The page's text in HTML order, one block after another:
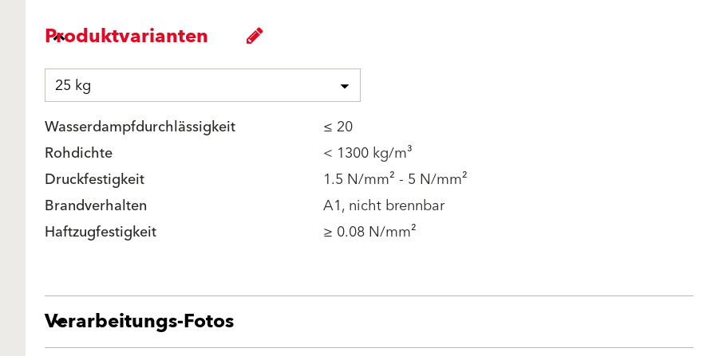
Produktvarianten
25 kg
Wasserdampfdurchlässigkeit
≤ 20
Rohdichte
< 1300 kg/m³
Druckfestigkeit
1.5 N/mm² - 5 N/mm²
Brandverhalten
A1, nicht brennbar
Haftzugfestigkeit
≥ 0.08 N/mm²
Verarbeitungs-Fotos